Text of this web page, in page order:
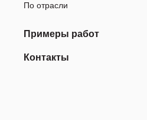
По отрасли
Примеры работ
Контакты